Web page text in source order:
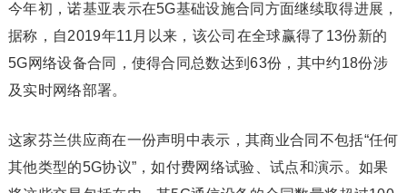
今年初，诺基亚表示在5G基础设施合同方面继续取得进展，
据称，自2019年11月以来，该公司在全球赢得了13份新的
5G网络设备合同，使得合同总数达到63份，其中约18份涉
及实时网络部署。
这家芬兰供应商在一份声明中表示，其商业合同不包括“任何
其他类型的5G协议”，如付费网络试验、试点和演示。如果